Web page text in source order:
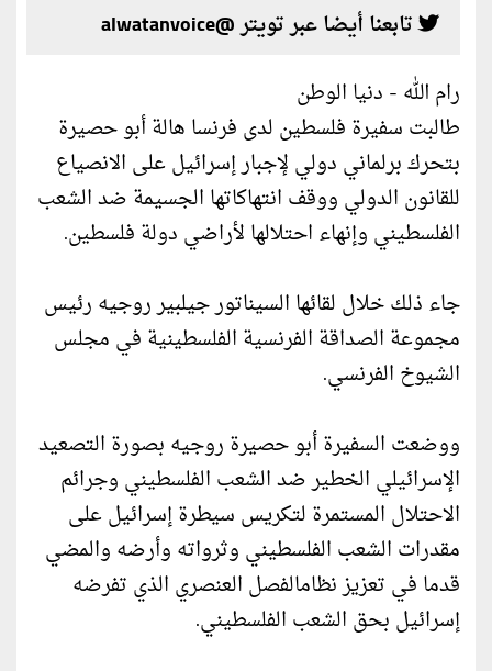
تابعنا أيضا عبر تويتر @alwatanvoice
رام الله - دنيا الوطن
طالبت سفيرة فلسطين لدى فرنسا هالة أبو حصيرة
بتحرك برلماني دولي لإجبار إسرائيل على الانصياع
للقانون الدولي ووقف انتهاكاتها الجسيمة ضد الشعب
الفلسطيني وإنهاء احتلالها لأراضي دولة فلسطين.
جاء ذلك خلال لقائها السيناتور جيلبير روجيه رئيس
مجموعة الصداقة الفرنسية الفلسطينية في مجلس
الشيوخ الفرنسي.
ووضعت السفيرة أبو حصيرة روجيه بصورة التصعيد
الإسرائيلي الخطير ضد الشعب الفلسطيني وجرائم
الاحتلال المستمرة لتكريس سيطرة إسرائيل على
مقدرات الشعب الفلسطيني وثرواته وأرضه والمضي
قدما في تعزيز نظامالفصل العنصري الذي تفرضه
إسرائيل بحق الشعب الفلسطيني.